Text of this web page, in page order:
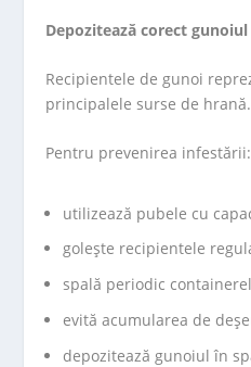
Depozitează corect gunoiul
Recipientele de gunoi
principalele surse de hrană.
Pentru prevenirea infestării:
utilizează pubele cu
golește recipientele
spală periodic
evită acumularea de
depozitează gunoiul în